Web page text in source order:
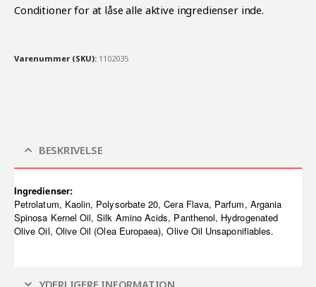
Conditioner for at låse alle aktive ingredienser inde.
Varenummer (SKU): 1102035
BESKRIVELSE
Ingredienser:
Petrolatum, Kaolin, Polysorbate 20, Cera Flava, Parfum, Argania
Spinosa Kernel Oil, Silk Amino Acids, Panthenol, Hydrogenated
Olive Oil, Olive Oil (Olea Europaea), Olive Oil Unsaponifiables.
YDERLIGERE INFORMATION